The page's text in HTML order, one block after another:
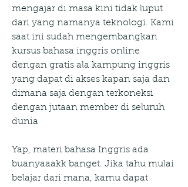
mengajar di masa kini tidak luput
dari yang namanya teknologi. Kami
saat ini sudah mengembangkan
kursus bahasa inggris online
dengan gratis ala kampung inggris
yang dapat di akses kapan saja dan
dimana saja dengan terkoneksi
dengan jutaan member di seluruh
dunia
Yap, materi bahasa Inggris ada
buanyaaakk banget. Jika tahu mulai
belajar dari mana, kamu dapat